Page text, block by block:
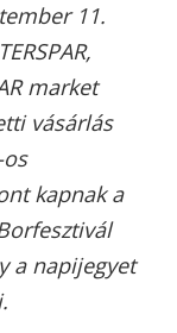
11.
market
vásárlás
kapnak a
a napijegyet